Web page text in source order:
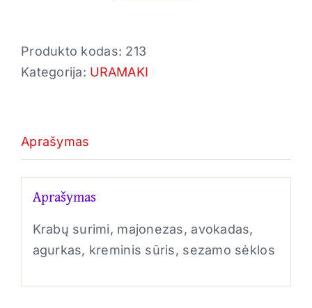
Surimi
sezam
Produkto kodas: 213
Kategorija: URAMAKI
Aprašymas
Aprašymas
Krabų surimi, majonezas, avokadas,
agurkas, kreminis sūris, sezamo sėklos